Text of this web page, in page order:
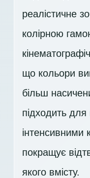
реалістичне
колірною
що кольори
більш
підходить для
інтенсивними
покращує
якого вмісту.